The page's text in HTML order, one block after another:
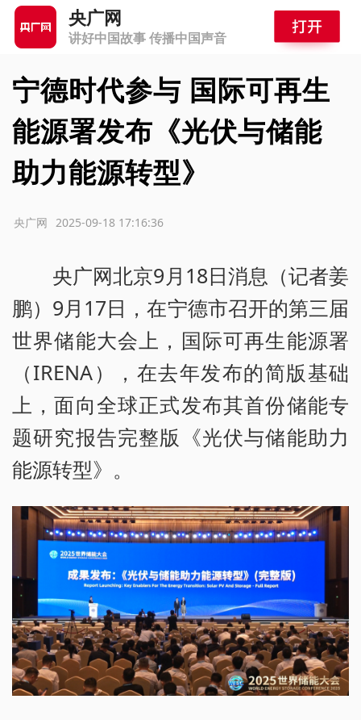
央广网
讲好中国故事 传播中国声音
宁德时代参与 国际可再生
能源署发布《光伏与储能
助力能源转型》
2025-09-18 17:16:36
央广网
央广网北京9月18日消息（记者姜
鹏）9月17日，在宁德市召开的第三届
世界储能大会上，国际可再生能源署
（IRENA），在去年发布的简版基础
上，面向全球正式发布其首份储能专
题研究报告完整版《光伏与储能助力
能源转型》。